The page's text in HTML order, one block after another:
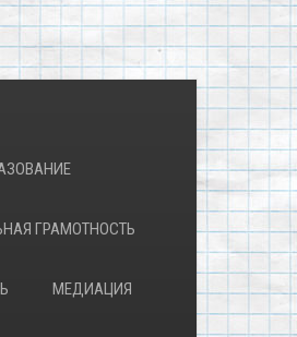
ГРАМОТНОСТЬ
МЕДИАЦИЯ